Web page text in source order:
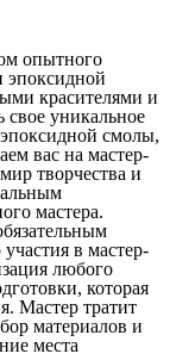
опытного
эпоксидной
красителями и
свое уникальное
смолы,
вас на мастер-
творчества и
мастера.
в мастер-
любого
которая
Мастер тратит
материалов и
места